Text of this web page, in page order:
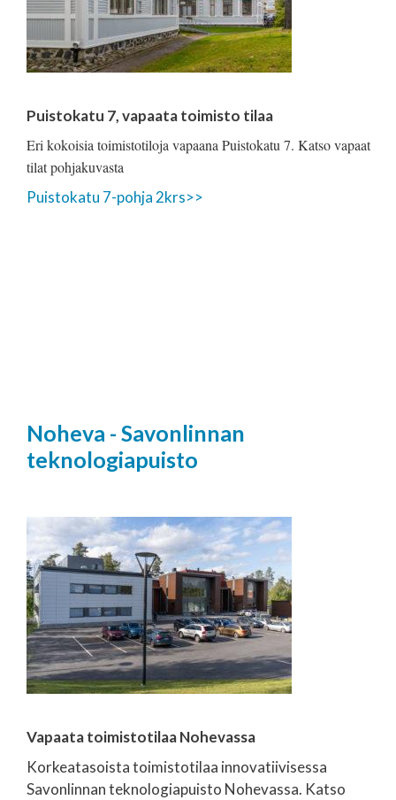
Puistokatu 7, vapaata toimisto tilaa
Eri kokoisia toimistotiloja vapaana Puistokatu 7. Katso vapaat
tilat pohjakuvasta
Puistokatu 7-pohja 2krs>>
Noheva - Savonlinnan
teknologiapuisto
Vapaata toimistotilaa Nohevassa
Korkeatasoista toimistotilaa innovatiivisessa
Savonlinnan teknologiapuisto Nohevassa. Katso